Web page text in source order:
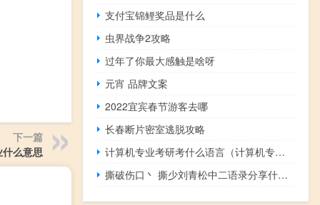
下一篇
么意思
支付宝锦鲤奖品是什么
虫界战争2攻略
过年了你最大感触是啥呀
元宵 品牌文案
2022宜宾春节游客去哪
长春断片密室逃脱攻略
计算机专业考研考什么语言（计算机专业考研考什么）
撕破伤口丶 撕少刘青松中二语录分享什么梗